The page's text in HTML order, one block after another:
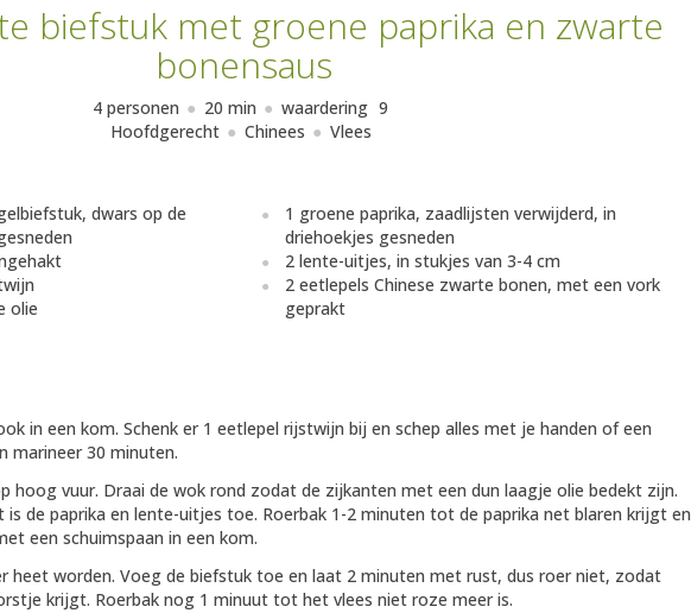
biefstuk met groene paprika en zwarte
bonensaus
4 personen 20 min waardering 9
Hoofdgerecht
Chinees Vlees
dwars op de
olie
1 groene paprika, zaadlijsten verwijderd, in
driehoekjes gesneden
2 lente-uitjes, in stukjes van 3-4 cm
2 eetlepels Chinese zwarte bonen, met een vork
geprakt
in een kom. Schenk er 1 eetlepel rijstwijn bij en schep alles met je handen of een
marineer 30 minuten.
hoog vuur. Draai de wok rond zodat de zijkanten met een dun laagje olie bedekt zijn.
is de paprika en lente-uitjes toe. Roerbak 1-2 minuten tot de paprika net blaren krijgt en
een schuimspaan in een kom.
heet worden. Voeg de biefstuk toe en laat 2 minuten met rust, dus roer niet, zodat
krijgt. Roerbak nog 1 minuut tot het vlees niet roze meer is.